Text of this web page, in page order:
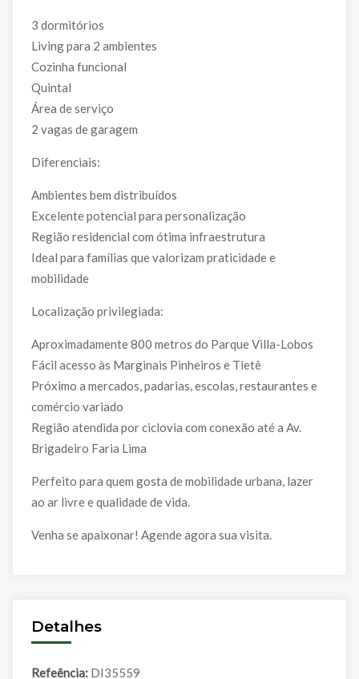
3 dormitórios
Living para 2 ambientes
Cozinha funcional
Quintal
Área de serviço
2 vagas de garagem
Diferenciais:
Ambientes bem distribuídos
Excelente potencial para personalização
Região residencial com ótima infraestrutura
Ideal para famílias que valorizam praticidade e
mobilidade
Localização privilegiada:
Aproximadamente 800 metros do Parque Villa-Lobos
Fácil acesso às Marginais Pinheiros e Tietê
Próximo a mercados, padarias, escolas, restaurantes e
comércio variado
Região atendida por ciclovia com conexão até a Av.
Brigadeiro Faria Lima
Perfeito para quem gosta de mobilidade urbana, lazer
ao ar livre e qualidade de vida.
Venha se apaixonar! Agende agora sua visita.
Detalhes
Refeência: DI35559